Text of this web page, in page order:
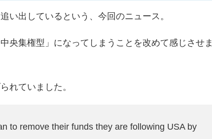
い出しているという、今回のニュース。
央集権型」になってしまうことを改めて感じさせま
れていました。
to remove their funds they are following USA by